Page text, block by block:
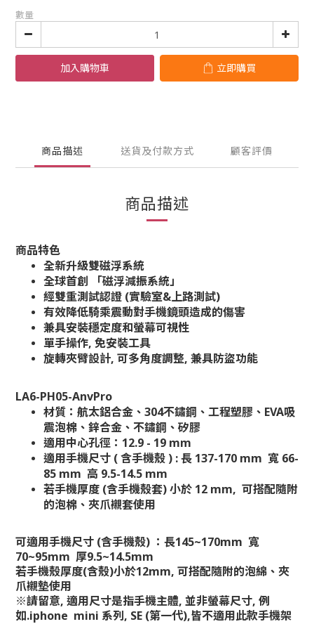
數量
加入購物車 立即購買
商品描述 送貨及付款方式 顧客評價
商品描述
商品特色
全新升級雙磁浮系統
全球首創 「磁浮減振系統」
經雙重測試認證 (實驗室&上路測試)
有效降低騎乘震動對手機鏡頭造成的傷害
兼具安裝穩定度和螢幕可視性
單手操作, 免安裝工具
旋轉夾臂設計, 可多角度調整, 兼具防盜功能
LA6-PH05-AnvPro
材質： 航太鋁合金、304不鏽鋼、工程塑膠、EVA吸
震泡棉、鋅合金 、 不鏽鋼 、 矽膠
適用中心孔徑：12.9 - 19 mm
適用手機尺寸 ( 含手機殼 ) : 長 137-170 mm 寬 66-
85 mm 高 9.5-14.5 mm
若手機厚度 (含手機殼套) 小於 12 mm, 可搭配隨附
的泡棉、夾爪襯套使用
可適用手機尺寸 (含手機殼) ：長145~170mm 寬
70~95mm 厚9.5~14.5mm
若手機殼厚度(含殼)小於12mm, 可搭配隨附的泡綿、夾
爪襯墊使用
※請留意, 適用尺寸是指手機主體, 並非螢幕尺寸, 例
如.iphone mini 系列, SE (第一代),皆不適用此款手機架